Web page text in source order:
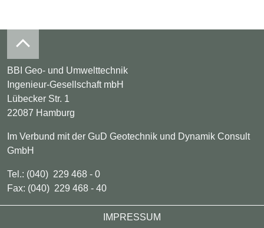
BBI Geo- und Umwelttechnik
Ingenieur-Gesellschaft mbH
Lübecker Str. 1
22087 Hamburg
Im Verbund mit der GuD Geotechnik und Dynamik Consult
GmbH
Tel.: (040) 229 468 - 0
Fax: (040) 229 468 - 40
FooterIMPRESSUM